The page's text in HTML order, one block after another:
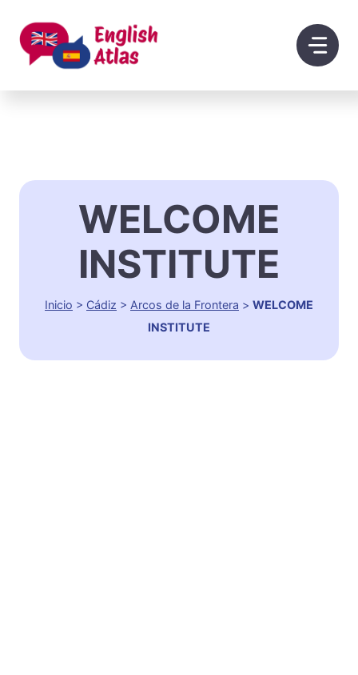
contenido
WELCOME
INSTITUTE
Inicio > Cádiz > Arcos de la Frontera > WELCOME
INSTITUTE